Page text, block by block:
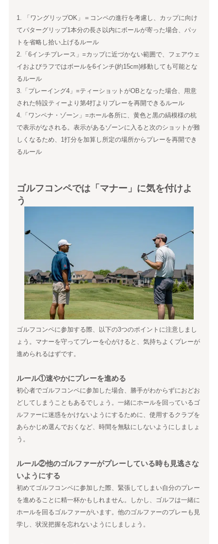
1. 「ワングリップOK」＝コンペの進行を考慮し、カップに向け
てパターグリップ1本分の長さ以内にボールが寄った場合、パッ
トを省略し拾い上げるルール
2.「6インチプレース」=カップに近づかない範囲で、フェアウェ
イおよびラフではボールを6インチ(約15cm)移動しても可能とな
るルール
3.「プレーイング4」=ティーショットがOBとなった場合、用意
された特設ティーより第4打よりプレーを再開できるルール
4.「ワンペナ・ゾーン」=ホール各所に、黄色と黒の縞模様の杭
で表示がなされる。表示があるゾーンに入ると次のショットが難
しくなるため、1打分を加算し所定の場所からプレーを再開でき
るルール
ゴルフコンペでは「マナー」に気を付けよ
う
ゴルフコンペに参加する際、以下の3つのポイントに注意しまし
ょう。マナーを守ってプレーを心がけると、気持ちよくプレーが
進められるはずです。
ルール①速やかにプレーを進める
初心者でゴルフコンペに参加した場合、勝手がわからずにおどお
どしてしまうこともあるでしょう。一緒にホールを回っているゴ
ルファーに迷惑をかけないようにするために、使用するクラブを
あらかじめ選んでおくなど、時間を無駄にしないようにしましょ
う。
ルール②他のゴルファーがプレーしている時も見逃さな
いようにする
初めてゴルフコンペに参加した際、緊張してしまい自分のプレー
を進めることに精一杯かもしれません。しかし、ゴルフは一緒に
ホールを回るゴルファーがいます。他のゴルファーのプレーも見
学し、状況把握を忘れないようにしましょう。